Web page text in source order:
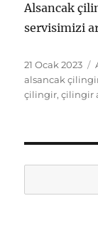
Alsancak
servisimizi
Yayın
tarihi
21 Ocak 2023
alsancak
çilingir,çilingir